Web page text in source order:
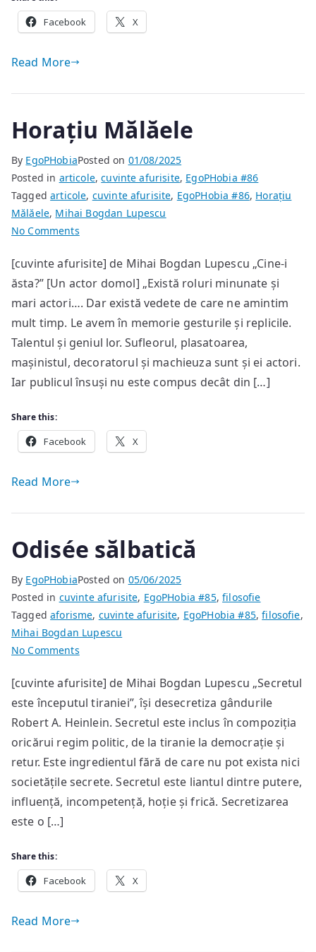
Facebook X
Read More
Horațiu Mălăele
By EgoPHobiaPosted on 01/08/2025
Posted in articole,cuvinte afurisite, EgoPHobia #86
Taggedarticole, cuvinte afurisite, EgoPHobia #86, Horațiu
Mălăele, Mihai Bogdan Lupescu
No Commentson
Mălăele
[cuvinte afurisite] de Mihai Bogdan Lupescu „Cine-i
ăsta?” [Un actor domol] „Există roluri minunate și
mari actori…. Dar există vedete de care ne amintim
mult timp. Le avem în memorie gesturile și replicile.
Talentul și geniul lor. Sufleorul, plasatoarea,
mașinistul, decoratorul și machieuza sunt și ei actori.
Iar publicul însuși nu este compus decât din […]
Share this:
Facebook X
Read More
Odisée sălbatică
By EgoPHobiaPosted on 05/06/2025
Posted in cuvinte afurisite, EgoPHobia #85,filosofie
Taggedaforisme, cuvinte afurisite, EgoPHobia #85,filosofie,
Mihai Bogdan Lupescu
No Commentson
sălbatică
[cuvinte afurisite] de Mihai Bogdan Lupescu „Secretul
este începutul tiraniei”, își desecretiza gândurile
Robert A. Heinlein. Secretul este inclus în compoziția
oricărui regim politic, de la tiranie la democrație și
retur. Este ingredientul fără de care nu pot exista nici
societățile secrete. Secretul este liantul dintre putere,
influență, incompetență, hoție și frică. Secretizarea
este o […]
Share this:
Facebook X
Read More